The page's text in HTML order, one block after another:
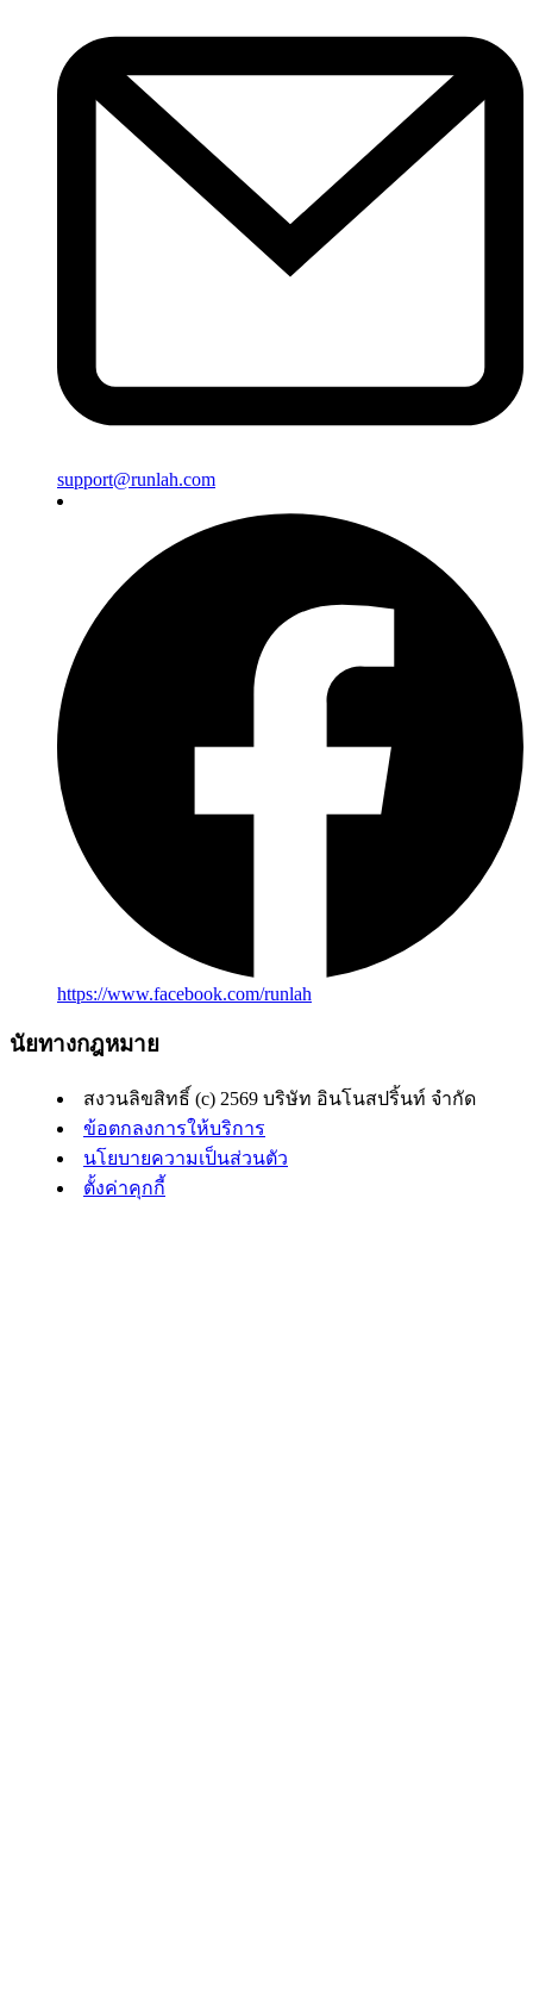
support@runlah.com
https://www.facebook.com/runlah
นัยทางกฎหมาย
สงวนลิขสิทธิ์ (c) 2569 บริษัท อินโนสปริ้นท์ จำกัด
ข้อตกลงการให้บริการ
นโยบายความเป็นส่วนตัว
ตั้งค่าคุกกี้